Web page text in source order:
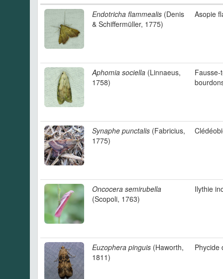
Endotricha flammealis (Denis
& Schiffermüller, 1775)
Asopie
Aphomia sociella (Linnaeus,
1758)
Fausse-
Synaphe punctalis (Fabricius,
1775)
Oncocera semirubella
(Scopoli, 1763)
Ilythie
Euzophera pinguis (Haworth,
1811)
Phycide